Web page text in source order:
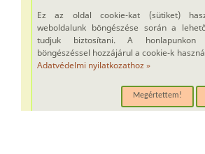
Ez az oldal cookie-kat (sütiket)
weboldalunk böngészése során a
tudjuk biztosítani. A honlapunkon
böngészéssel hozzájárul a cookie-k
Adatvédelmi nyilatkozathoz »
Megértettem!